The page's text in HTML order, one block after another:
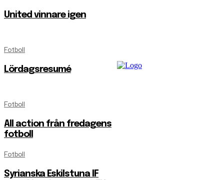
United vinnare igen
Fotboll
Lördagsresumé
Fotboll
All action från fredagens
fotboll
Fotboll
Syrianska Eskilstuna IF